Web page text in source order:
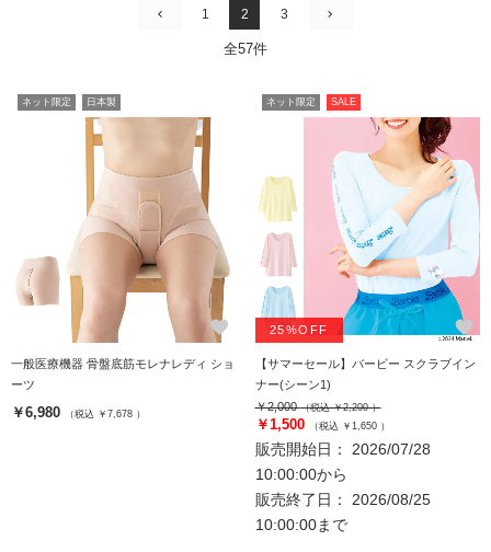
1 2 3
全57件
ネット限定 日本製
favorite
一般医療機器 骨盤底筋モレナレディ ショ
ーツ
￥6,980 （税込 ￥7,678 ）
ネット限定 SALE
25%OFF favorite
【サマーセール】バービー スクラブイン
ナー(シーン1)
￥2,000（税込 ￥2,200 ）
￥1,500 （税込 ￥1,650 ）
販売開始日： 2026/07/28
10:00:00から
販売終了日： 2026/08/25
10:00:00まで